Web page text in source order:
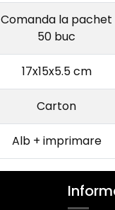
Comanda la pachet
50 buc
17x15x5.5 cm
Carton
Alb + imprimare